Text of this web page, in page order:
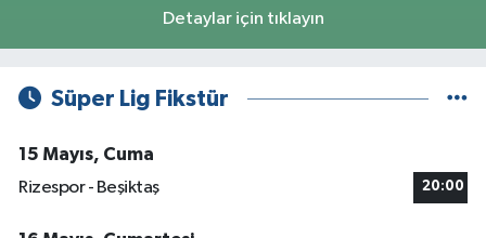
Detaylar için tıklayın
Süper Lig Fikstür
15 Mayıs, Cuma
Rizespor - Beşiktaş
20:00